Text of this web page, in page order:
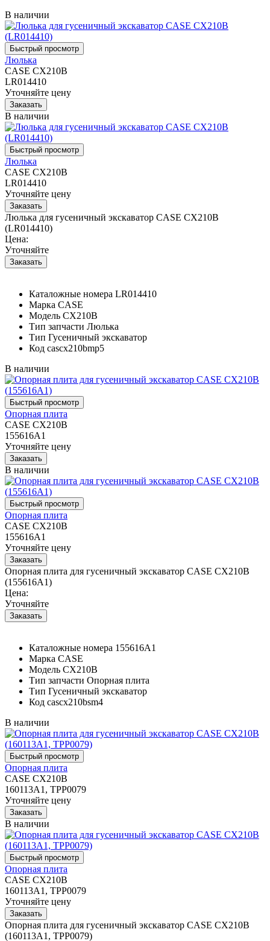
В наличии
Люлька
CASE CX210B
LR014410
Уточняйте цену
В наличии
Люлька
CASE CX210B
LR014410
Уточняйте цену
Люлька для гусеничный экскаватор CASE CX210B
(LR014410)
Цена:
Уточняйте
Каталожные номера LR014410
Марка CASE
Модель CX210B
Тип запчасти Люлька
Тип Гусеничный экскаватор
Код cascx210bmp5
В наличии
Опорная плита
CASE CX210B
155616A1
Уточняйте цену
В наличии
Опорная плита
CASE CX210B
155616A1
Уточняйте цену
Опорная плита для гусеничный экскаватор CASE CX210B
(155616A1)
Цена:
Уточняйте
Каталожные номера 155616A1
Марка CASE
Модель CX210B
Тип запчасти Опорная плита
Тип Гусеничный экскаватор
Код cascx210bsm4
В наличии
Опорная плита
CASE CX210B
160113A1, TPP0079
Уточняйте цену
В наличии
Опорная плита
CASE CX210B
160113A1, TPP0079
Уточняйте цену
Опорная плита для гусеничный экскаватор CASE CX210B
(160113A1, TPP0079)